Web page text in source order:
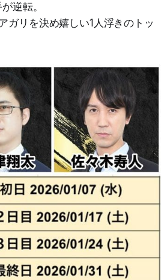
逆転。
ガリを決め嬉しい1人浮きのトッ